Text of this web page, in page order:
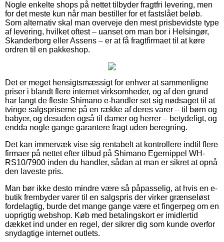
Nogle enkelte shops på nettet tilbyder fragtfri levering, men
for det meste kun når man bestiller for et fastslået beløb.
Som alternativ skal man overveje den mest prisbevidste type
af levering, hvilket oftest – uanset om man bor i Helsingør,
Skanderborg eller Assens – er at få fragtfirmaet til at køre
ordren til en pakkeshop.
Det er meget hensigtsmæssigt for enhver at sammenligne
priser i blandt flere internet virksomheder, og af den grund
har langt de fleste Shimano e-handler set sig nødsaget til at
tvinge salgspriserne på en række af deres varer – til børn og
babyer, og desuden også til damer og herrer – betydeligt, og
endda nogle gange garantere fragt uden beregning.
Det kan immervæk vise sig rentabelt at kontrollere indtil flere
firmaer på nettet efter tilbud på Shimano Egernippel WH-
RS10/7900 inden du handler, sådan at man er sikret at opnå
den laveste pris.
Man bør ikke desto mindre være så påpasselig, at hvis en e-
butik frembyder varer til en salgspris der virker grænseløst
fordelagtig, burde det mange gange være et fingerpeg om en
uoprigtig webshop. Køb med betalingskort er imidlertid
dækket ind under en regel, der sikrer dig som kunde overfor
snydagtige internet outlets.